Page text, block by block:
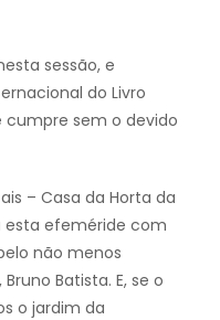
sessão, e
do Livro
cumpre sem o devido
– Casa da Horta da
esta efeméride com
não menos
Batista. E, se o
o jardim da